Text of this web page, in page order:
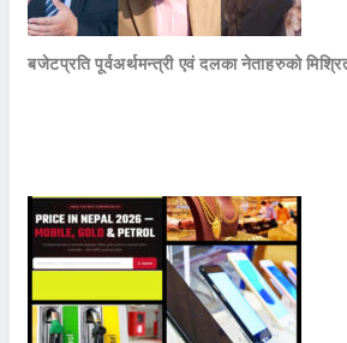
बजेटप्रति पूर्वअर्थमन्त्री एवं दलका नेताहरुको